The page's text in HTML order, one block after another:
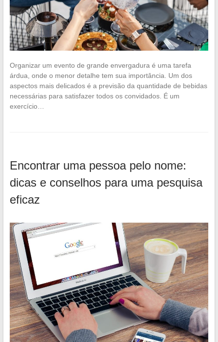
Organizar um evento de grande envergadura é uma tarefa
árdua, onde o menor detalhe tem sua importância. Um dos
aspectos mais delicados é a previsão da quantidade de bebidas
necessárias para satisfazer todos os convidados. É um
exercício…
Encontrar uma pessoa pelo nome:
dicas e conselhos para uma pesquisa
eficaz